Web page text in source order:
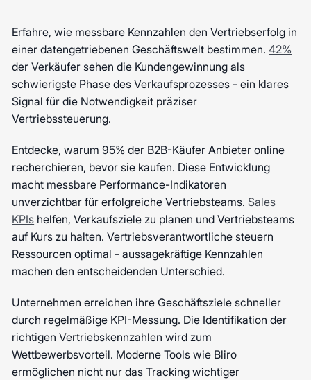
Erfahre, wie messbare Kennzahlen den Vertriebserfolg in
einer datengetriebenen Geschäftswelt bestimmen.42%
der Verkäufer sehen die Kundengewinnung als
schwierigste Phase des Verkaufsprozesses - ein klares
Signal für die Notwendigkeit präziser
Vertriebssteuerung.
Entdecke, warum 95% der B2B-Käufer Anbieter online
recherchieren, bevor sie kaufen. Diese Entwicklung
macht messbare Performance-Indikatoren
unverzichtbar für erfolgreiche Vertriebsteams. Sales
KPIs helfen, Verkaufsziele zu planen und Vertriebsteams
auf Kurs zu halten. Vertriebsverantwortliche steuern
Ressourcen optimal - aussagekräftige Kennzahlen
machen den entscheidenden Unterschied.
Unternehmen erreichen ihre Geschäftsziele schneller
durch regelmäßige KPI-Messung. Die Identifikation der
richtigen Vertriebskennzahlen wird zum
Wettbewerbsvorteil. Moderne Tools wie Bliro
ermöglichen nicht nur das Tracking wichtiger